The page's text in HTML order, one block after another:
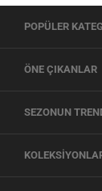
POPÜLER
ÖNE ÇIKANLAR
SEZONUN